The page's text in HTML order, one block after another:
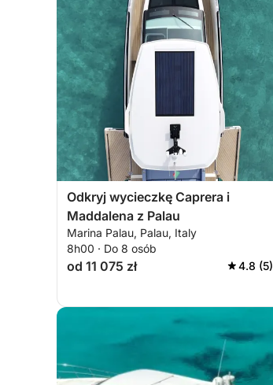
Odkryj wycieczkę Caprera i
Maddalena z Palau
Marina Palau, Palau, Italy
8h00 · Do 8 osób
od 11 075 zł 4.8 (5)